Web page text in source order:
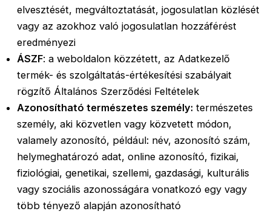
elvesztését, megváltoztatását, jogosulatlan közlését
vagy az azokhoz való jogosulatlan hozzáférést
eredményezi
ÁSZF: a weboldalon közzétett, az Adatkezelő
termék- és szolgáltatás-értékesítési szabályait
rögzítő Általános Szerződési Feltételek
Azonosítható természetes személy: természetes
személy, aki közvetlen vagy közvetett módon,
valamely azonosító, például: név, azonosító szám,
helymeghatározó adat, online azonosító, fizikai,
fiziológiai, genetikai, szellemi, gazdasági, kulturális
vagy szociális azonosságára vonatkozó egy vagy
több tényező alapján azonosítható